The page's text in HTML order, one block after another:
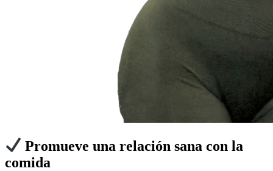
Promueve una relación sana con la
comida